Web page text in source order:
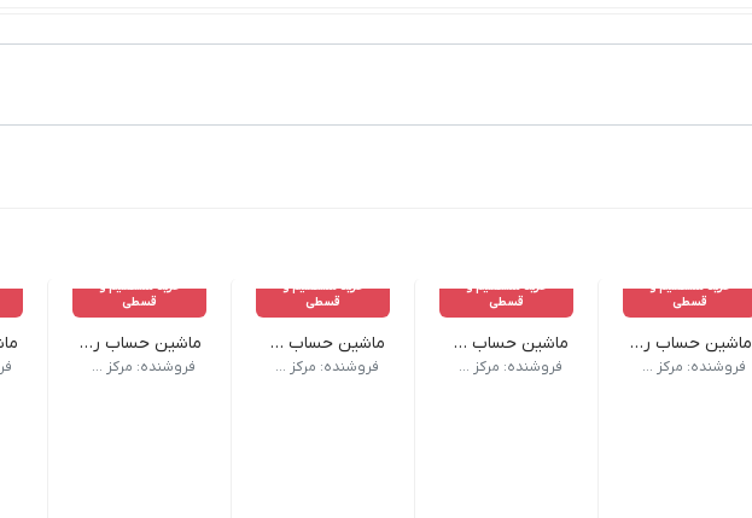
خرید مستقیم و
قسطی
ماشین حساب رومیزی 14 رقمی کاتیگا - مدل CD-2837-14
ماشین حساب رومیزی 14 رقمی با کلیدهای پیشرفته مخصوص کاربران مالیاتی.| 🛠️ این محصول دارای یک سال گارانتی تعمیر رایگان می‌باشد.| ❌ شکستگی و آب‌خوردگی شامل گارانتی نمی‌باشد.
فروشنده: مرکز حساب و نوشتار اسپاد
خرید مستقیم و
قسطی
ماشین حساب 12 رقمی کاتیگا - مدل CD-2420ماشین حساب 12 رقمی رومیزی با کلیدهای کاربردی، مناسب دفاتر کوچک و فروشگاه‌ها. | 🛠️ این محصول دارای یک سال گارانتی تعمیر رایگان می‌باشد.| ❌ شکستگی و آب‌خوردگی شامل گارانتی نمی‌باشد.
فروشنده: مرکز حساب و نوشتار اسپاد
خرید مستقیم و
قسطی
ماشین حساب 16 رقمی کاتیگا - مدل CD-2753-16RPماشین حساب 16 رقمی با دکمه‌های درشت و بررسی 105 مرحله، مناسب کاربران جدی.| 🛠️ این محصول دارای یک سال گارانتی تعمیر رایگان می‌باشد.| ❌ شکستگی و آب‌خوردگی شامل گارانتی نمی‌باشد.
فروشنده: مرکز حساب و نوشتار اسپاد
خرید مستقیم و
قسطی
ماشین حساب رومیزی 14 کاتیگا - مدل CD-2730-14RP
ماشین حساب رومیزی 14 رقمی با طراحی کاربردی و کلیدهای کاربردی برای محاسبات سریع. | 🛠️ این محصول دارای یک سال گارانتی تعمیر رایگان می‌باشد.| ❌ شکستگی و آب‌خوردگی شامل گارانتی نمی‌باشد.
فروشنده: مرکز حساب و نوشتار اسپاد
ماشین حساب